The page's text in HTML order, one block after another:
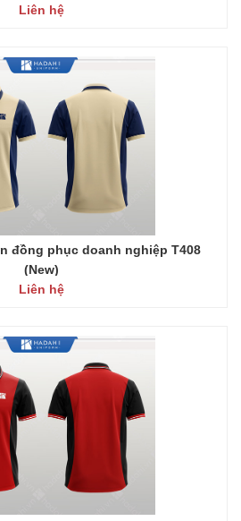
Liên hệ
đồng phục doanh nghiệp T408
(New)
Liên hệ